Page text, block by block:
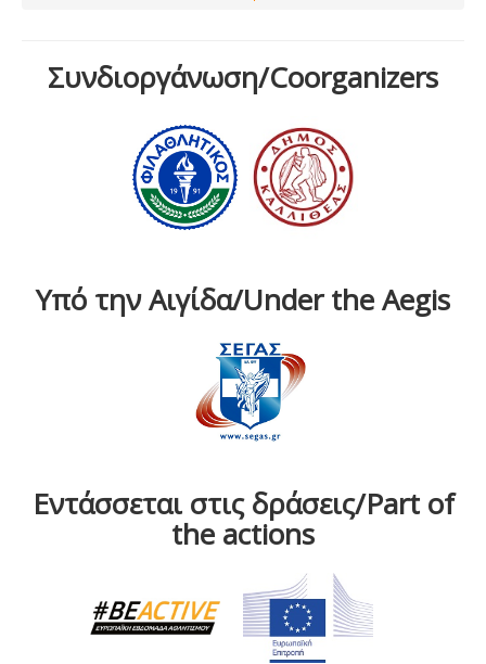
Συνδιοργάνωση/Coorganizers
Υπό την Αιγίδα/Under the Aegis
Εντάσσεται στις δράσεις/Part of
the actions